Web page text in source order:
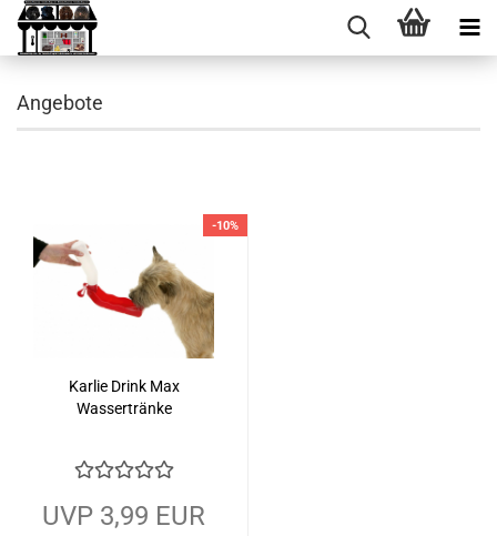
Angebote
-10%
Karlie Drink Max
Wassertränke
UVP 3,99 EUR